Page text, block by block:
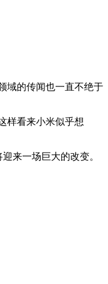
域的传闻也一直不绝于
样看来小米似乎想
来一场巨大的改变。